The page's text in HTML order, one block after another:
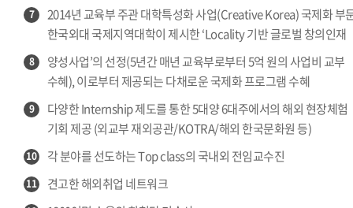
7
2014년 교육부 주관 대학특성화 사업(Creative Korea) 국제화 부
한국외대 국제지역대학이 제시한 ‘Locality 기반 글로벌 창의인재
8
양성사업’의 선정(5년간 매년 교육부로부터 5억 원의 사업비 교부
수혜), 이로부터 제공되는 다채로운 국제화 프로그램 수혜
9
다양한 Internship 제도를 통한 5대양 6대주에서의 해외 현장체험
기회 제공 (외교부 재외공관/KOTRA/해외 한국문화원 등)
10 각 분야를 선도하는 Top class의 국내외 전임교수진
11 견고한 해외취업 네트워크